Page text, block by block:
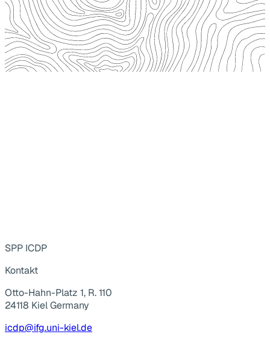
SPP ICDP
Kontakt
Otto-Hahn-Platz 1, R. 110
24118 Kiel Germany
icdp@ifg.uni-kiel.de